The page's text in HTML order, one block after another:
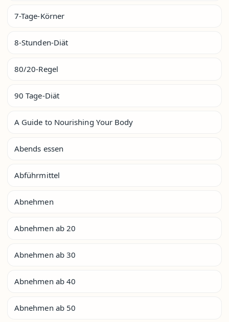
7-Tage-Körner
8-Stunden-Diät
80/20-Regel
90 Tage-Diät
A Guide to Nourishing Your Body
Abends essen
Abführmittel
Abnehmen
Abnehmen ab 20
Abnehmen ab 30
Abnehmen ab 40
Abnehmen ab 50